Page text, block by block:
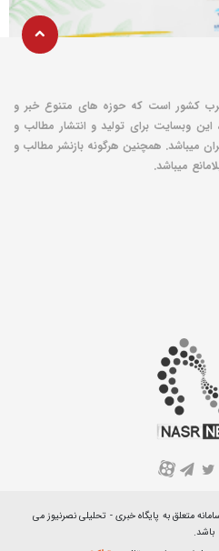
کشور است که حوزه های متنوع خبر و
وبسایت برای تولید و انتشار مطالب و
میباشد. همچنین هرگونه بازنشر مطالب و
میباشد.
A
متعلق به پایگاه خبری - تحلیلی نصرنیوز می
باشد.